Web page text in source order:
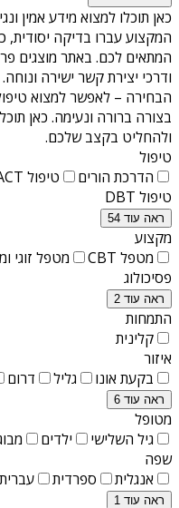
כאן תוכלו למצוא מידע אמין
המקצוע עברו בדיקה יסודית,
המתאים לכם. באתר מוצגים
ודרכי יצירת קשר ישירה
הבחירה – לאפשר למצוא
בצורה ברורה ונעימה. כאן
ולהחליט בקצב שלכם.
טיפול
הדרכת הורים
טיפול ACT
טיפול DBT
ראה עוד 54
מקצוע
מטפל CBT
מטפל זוגי
פסיכולוג
ראה עוד 2
התמחות
קלינית
איזור
בקעת אונו
גליל דרום
ראה עוד 6
מטופל
גיל השלישי
ילדים
שפה
אנגלית
ספרדית עברית
ראה עוד 1